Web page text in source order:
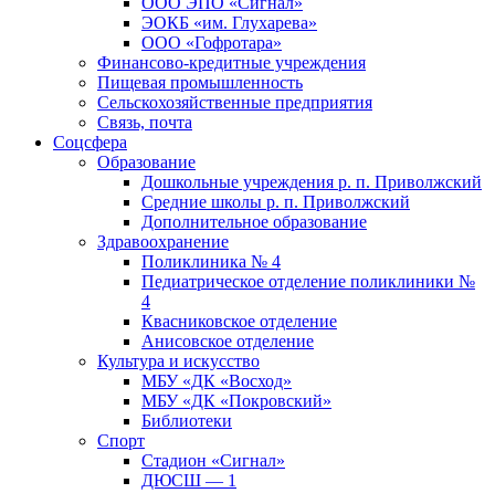
ЭОКБ «им. Глухарева»
ООО «Гофротара»
Финансово-кредитные учреждения
Пищевая промышленность
Сельскохозяйственные предприятия
Связь, почта
Соцсфера
Образование
Дошкольные учреждения р. п. Приволжский
Средние школы р. п. Приволжский
Дополнительное образование
Здравоохранение
Поликлиника № 4
Педиатрическое отделение поликлиники №
4
Квасниковское отделение
Анисовское отделение
Культура и искусство
МБУ «ДК «Восход»
МБУ «ДК «Покровский»
Библиотеки
Спорт
Стадион «Сигнал»
ДЮСШ — 1